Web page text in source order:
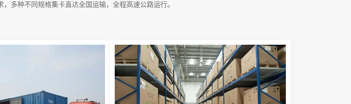
多种不同规格集卡直达全国运输，全程高速公路运行。